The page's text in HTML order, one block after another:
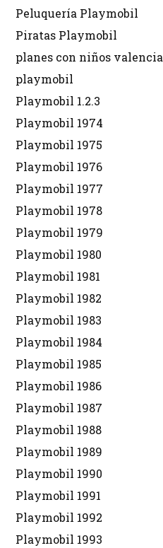
Peluquería Playmobil
Piratas Playmobil
planes con niños valencia
playmobil
Playmobil 1.2.3
Playmobil 1974
Playmobil 1975
Playmobil 1976
Playmobil 1977
Playmobil 1978
Playmobil 1979
Playmobil 1980
Playmobil 1981
Playmobil 1982
Playmobil 1983
Playmobil 1984
Playmobil 1985
Playmobil 1986
Playmobil 1987
Playmobil 1988
Playmobil 1989
Playmobil 1990
Playmobil 1991
Playmobil 1992
Playmobil 1993